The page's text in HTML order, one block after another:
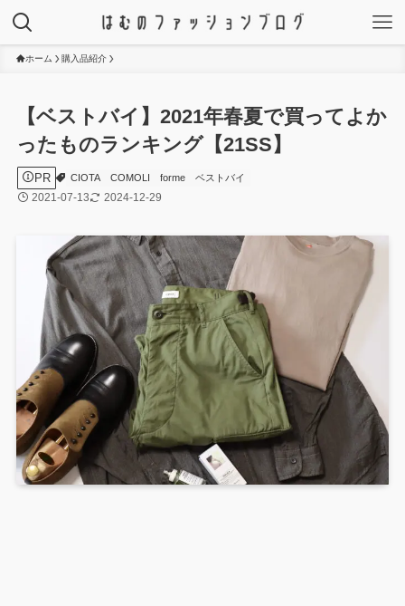
ホーム 購入品紹介
【ベストバイ】2021年春夏で買ってよか
ったものランキング【21SS】
PR CIOTA COMOLI forme ベストバイ
2021-07-13 2024-12-29